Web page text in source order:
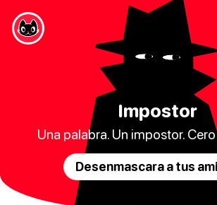
Impostor
Una palabra. Un impostor.
Desenmascara a tus